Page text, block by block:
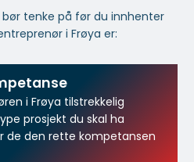
tenke på før du innhenter
i Frøya er:
i Frøya tilstrekkelig
prosjekt du skal ha
de den rette kompetansen